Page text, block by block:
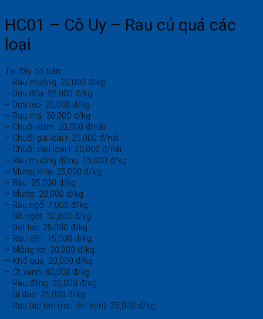
HC01 – Cô Uy – Rau củ quả các
loại
Tại đây có bán:
– Rau muống: 20,000 đ/kg
– Đậu đũa: 25,000 đ/kg
– Dưa leo: 20,000 đ/kg
– Rau má: 30,000 đ/kg
– Chuối xiêm: 20,000 đ/nải
– Chuối già loại I: 25,000 đ/nải
– Chuối cau loại I: 20,000 đ/nải
– Rau muống đồng: 15,000 đ/kg
– Mướp khía: 25,000 đ/kg
– Bầu: 25,000 đ/kg
– Mướp: 20,000 đ/kg
– Rau ngổ: 7,000 đ/kg
– Bồ ngót: 30,000 đ/kg
– Đọt lan: 25,000 đ/kg
– Rau dền: 15,000 đ/kg
– Mồng tơi: 20,000 đ/kg
– Khổ qua: 20,000 đ/kg
– Ớt xanh: 80,000 đ/kg
– Rau đắng: 20,000 đ/kg
– Bí đao: 25,000 đ/kg
– Rau tập tàn (rau lộn xộn): 25,000 đ/kg